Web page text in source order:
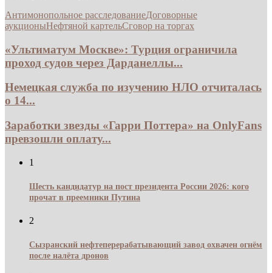
Антимонопольное расследованиеДоговорные
аукционыНефтяной картельСговор на торгах
«Ультиматум Москве»: Турция ограничила
проход судов через Дарданеллы...
Немецкая служба по изучению НЛО отчиталась
о 14...
Заработки звезды «Гарри Поттера» на OnlyFans
превзошли оплату...
1
Шесть кандидатур на пост президента России 2026: кого
прочат в преемники Путина
2
Сызранский нефтеперерабатывающий завод охвачен огнём
после налёта дронов